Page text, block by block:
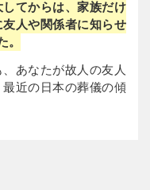
てからは、家族だけ
人や関係者に知らせ
あなたが故人の友人
近の日本の葬儀の傾